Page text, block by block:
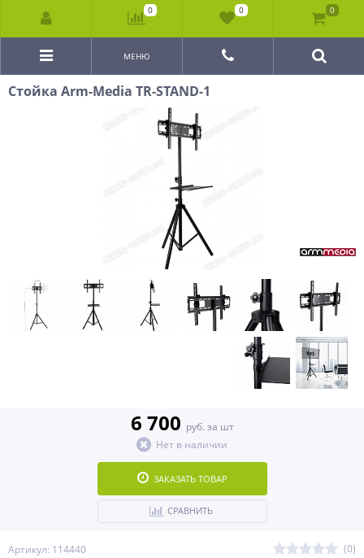
МЕНЮ
Стойка Arm-Media TR-STAND-1
Артикул: 114440 (0)
6 700 руб. за шт
Нет в наличии
ЗАКАЗАТЬ ТОВАР
СРАВНИТЬ
0 0 0